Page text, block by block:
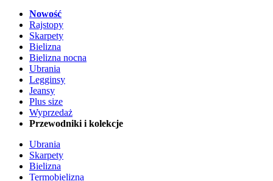
Nowość
Rajstopy
Skarpety
Bielizna
Bielizna nocna
Ubrania
Legginsy
Jeansy
Plus size
Wyprzedaż
Przewodniki i kolekcje
Ubrania
Skarpety
Bielizna
Termobielizna